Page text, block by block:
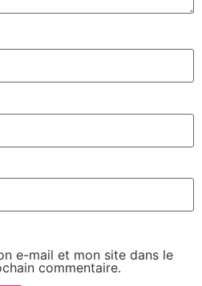
e-mail et mon site dans le
commentaire.